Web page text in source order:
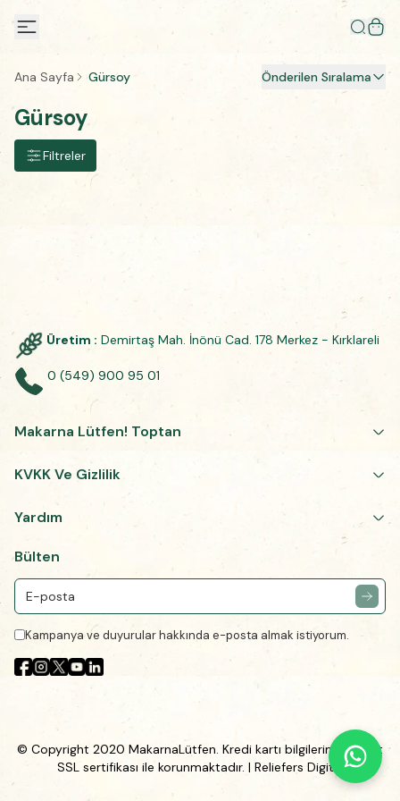
Ana Sayfa Gürsoy Önderilen Sıralama
Gürsoy
Filtreler
Üretim : Demirtaş Mah. İnönü Cad. 178 Merkez - Kırklareli
0 (549) 900 95 01
Makarna Lütfen! Toptan
KVKK Ve Gizlilik
Yardım
Bülten
Kampanya ve duyurular hakkında e-posta almak istiyorum.
© Copyright 2020 MakarnaLütfen. Kredi kartı bilgileriniz 256Bit
SSL sertifikası ile korunmaktadır. | Reliefers Digital